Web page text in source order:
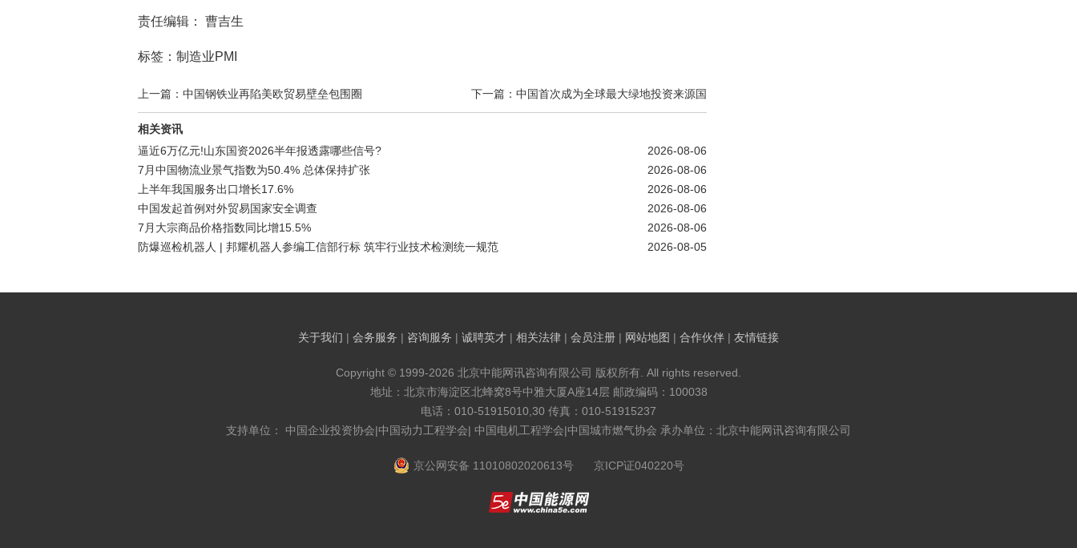
责任编辑： 曹吉生
标签：制造业PMI
上一篇：中国钢铁业再陷美欧贸易壁垒包围圈 下一篇：中国首次成为全球最大绿地投资来源国
相关资讯
2026-08-06
逼近6万亿元!山东国资2026半年报透露哪些信号?
2026-08-06
7月中国物流业景气指数为50.4% 总体保持扩张
2026-08-06
上半年我国服务出口增长17.6%
2026-08-06
中国发起首例对外贸易国家安全调查
2026-08-06
7月大宗商品价格指数同比增15.5%
2026-08-05
防爆巡检机器人 | 邦耀机器人参编工信部行标 筑牢行业技术检测统一规范
关于我们 | 会务服务 | 咨询服务 | 诚聘英才 | 相关法律 | 会员注册 | 网站地图 | 合作伙伴 | 友情链接
Copyright © 1999-2026 北京中能网讯咨询有限公司 版权所有. All rights reserved.
地址：北京市海淀区北蜂窝8号中雅大厦A座14层 邮政编码：100038
电话：010-51915010,30 传真：010-51915237
支持单位： 中国企业投资协会|中国动力工程学会| 中国电机工程学会|中国城市燃气协会 承办单位：北京中能网讯咨询有限公司
京公网安备 11010802020613号 京ICP证040220号